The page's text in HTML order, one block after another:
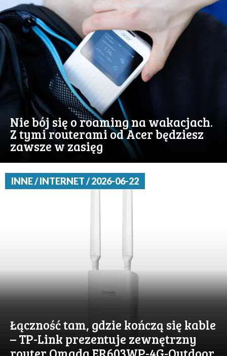
Nie bój się o roaming na wakacjach.
Z tymi routerami od Acer będziesz
zawsze w zasięg
INNE / INTERNET / 2026-06-22
Łączność tam, gdzie kończą się kable
– TP-Link prezentuje zewnętrzny